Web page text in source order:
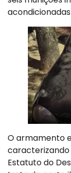
O armamento
caracterizando
Estatuto do